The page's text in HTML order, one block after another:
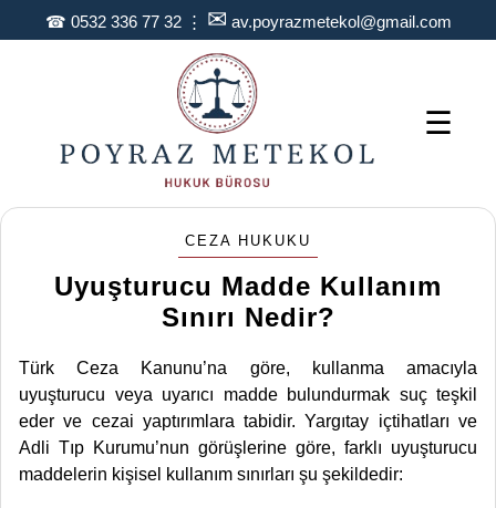
☎ 0532 336 77 32⋮ ✉ av.poyrazmetekol@gmail.com
☰
CEZA HUKUKU
Uyuşturucu Madde Kullanım
Sınırı Nedir?
Türk Ceza Kanunu’na göre, kullanma amacıyla
uyuşturucu veya uyarıcı madde bulundurmak suç teşkil
eder ve cezai yaptırımlara tabidir. Yargıtay içtihatları ve
Adli Tıp Kurumu’nun görüşlerine göre, farklı uyuşturucu
maddelerin kişisel kullanım sınırları şu şekildedir: